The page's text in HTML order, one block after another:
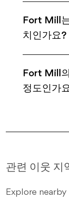
Fort Mill
치인가요?
Fort Mill
정도인가
관련 이웃
Explore